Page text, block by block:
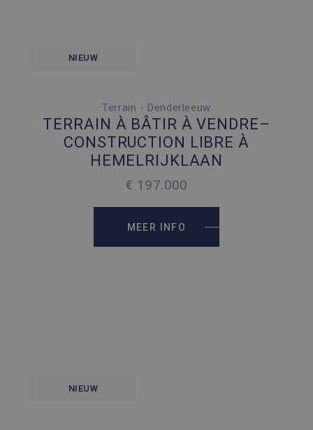
NIEUW
490 M2
Terrain - Denderleeuw
TERRAIN À BÂTIR À VENDRE–
CONSTRUCTION LIBRE À
HEMELRIJKLAAN
€ 197.000
MEER INFO
NIEUW